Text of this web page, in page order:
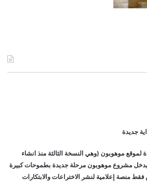
جديدة
لموقع موهوبون (وهي النسخة الثالثة منذ انشاء
في العام 2007) يدخل مشروع موهوبون مرحلة جديدة بطموحات كبيرة
منصة إعلامية لنشر الاختراعات والابتكارات